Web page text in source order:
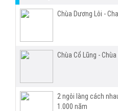
Chùa Dương Lôi -
Chùa Cổ Lũng -
2 ngôi làng cách
1.000 năm